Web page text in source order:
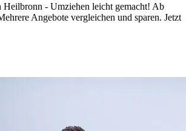
Heilbronn - Umziehen leicht gemacht! Ab
Angebote vergleichen und sparen. Jetzt